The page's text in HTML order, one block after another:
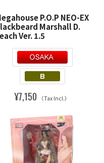
P.O.P NEO-EX
Marshall D.
Ver. 1.5
¥7,150 （Tax Incl.）